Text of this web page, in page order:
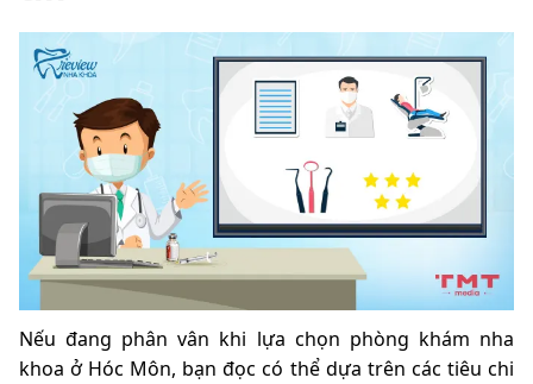
Nếu đang phân vân khi lựa chọn phòng khám nha
khoa ở Hóc Môn, bạn đọc có thể dựa trên các tiêu chi